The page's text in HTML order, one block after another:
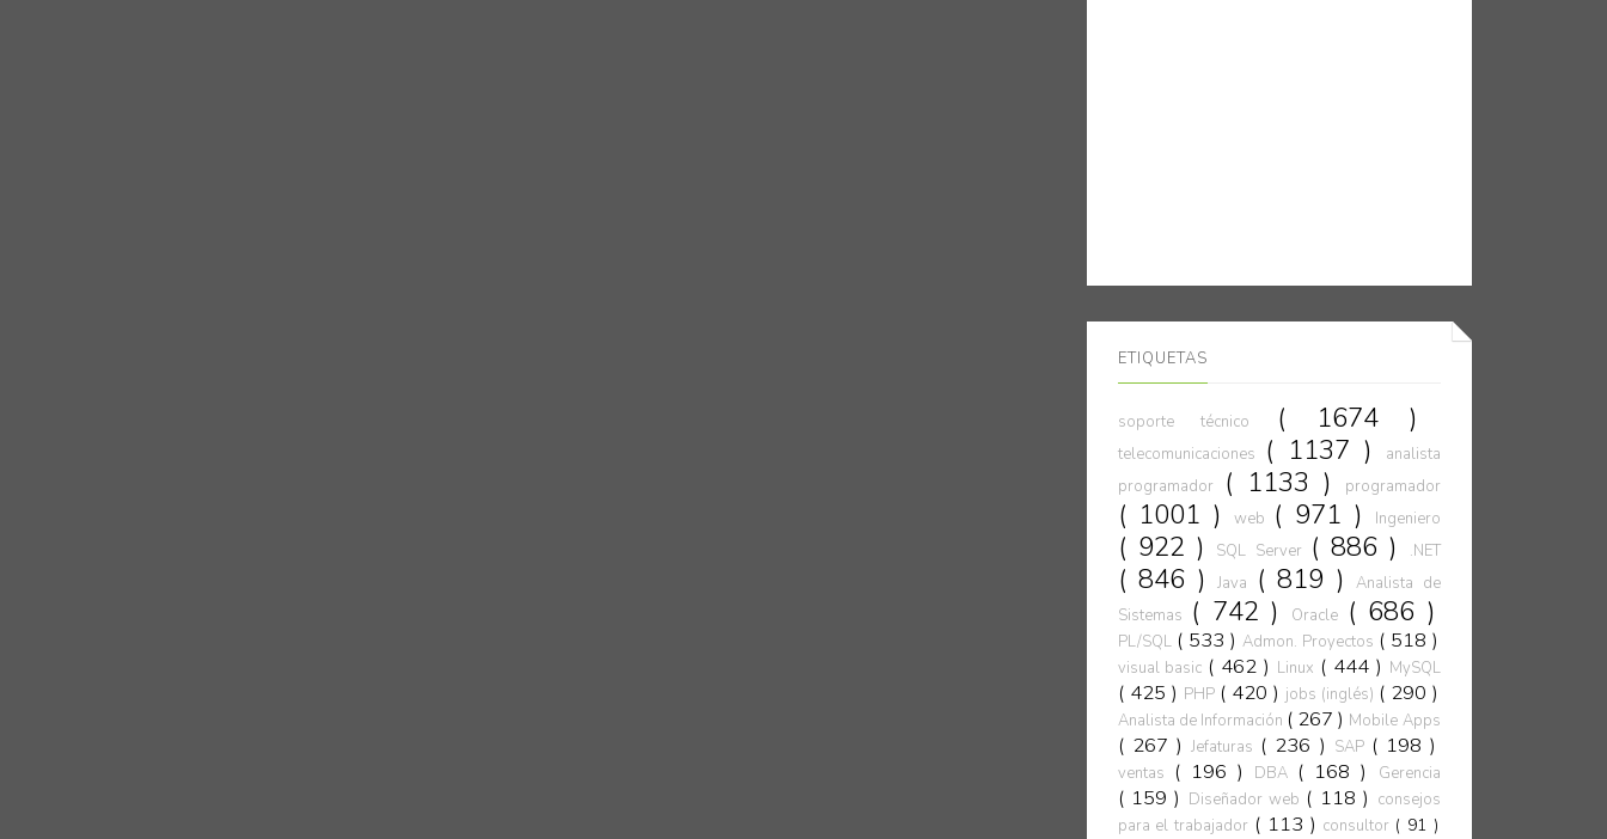
ETIQUETAS
soporte técnico ( 1674 )
telecomunicaciones ( 1137 )
analista
programador
( 1133 ) programador
( 1001 ) web ( 971 ) Ingeniero
( 922 ) SQL Server ( 886 ) .NET
( 846 ) Java ( 819 )
Analista de
Sistemas ( 742 ) Oracle ( 686 )
PL/SQL ( 533 ) Admon. Proyectos ( 518 )
visual basic ( 462 ) Linux ( 444 ) MySQL
( 425 ) PHP ( 420 ) jobs (inglés) ( 290 )
Analista de Información ( 267 ) Mobile Apps
( 267 )Jefaturas ( 236 ) SAP ( 198 )
ventas ( 196 ) DBA ( 168 ) Gerencia
( 159 ) Diseñador web ( 118 ) consejos
para el trabajador ( 113 ) consultor ( 91 )